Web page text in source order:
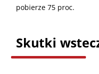
pobierze 75 proc.
Skutki